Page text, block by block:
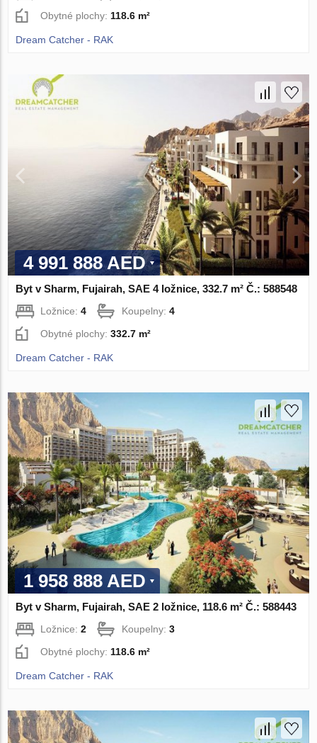
Obytné plochy: 118.6 m²
Dream Catcher - RAK
4 991 888 AED
Byt v Sharm, Fujairah, SAE 4 ložnice, 332.7 m² Č.: 588548
Ložnice:4 Koupelny:4
Obytné plochy:332.7 m²
Dream Catcher - RAK
1 958 888 AED
Byt v Sharm, Fujairah, SAE 2 ložnice, 118.6 m² Č.: 588443
Ložnice:2 Koupelny:3
Obytné plochy: 118.6 m²
Dream Catcher - RAK